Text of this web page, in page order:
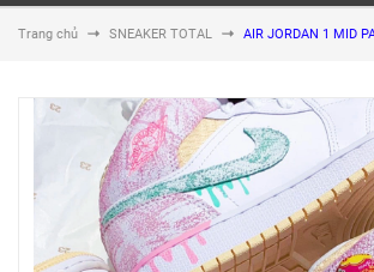
Trang chủ SNEAKER TOTAL AIR JORDAN 1 MID